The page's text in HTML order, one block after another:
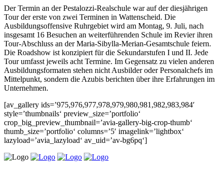
Der Termin an der Pestalozzi-Realschule war auf der diesjährigen
Tour der erste von zwei Terminen in Wattenscheid. Die
Ausbildungsoffensive Ruhrgebiet wird am Montag, 9. Juli, nach
insgesamt 16 Besuchen an weiterführenden Schule im Revier ihren
Tour-Abschluss an der Maria-Sibylla-Merian-Gesamtschule feiern.
Die Roadshow ist konzipiert für die Sekundarstufen I und II. Jede
Tour umfasst jeweils acht Termine. Im Gegensatz zu vielen anderen
Ausbildungsformaten stehen nicht Ausbilder oder Personalchefs im
Mittelpunkt, sondern die Azubis berichten über ihre Erfahrungen im
Unternehmen.
[av_gallery ids=’975,976,977,978,979,980,981,982,983,984′
style=’thumbnails‘ preview_size=’portfolio‘
crop_big_preview_thumbnail=’avia-gallery-big-crop-thumb‘
thumb_size=’portfolio‘ columns=’5′ imagelink=’lightbox‘
lazyload=’avia_lazyload‘ av_uid=’av-bg6pq‘]